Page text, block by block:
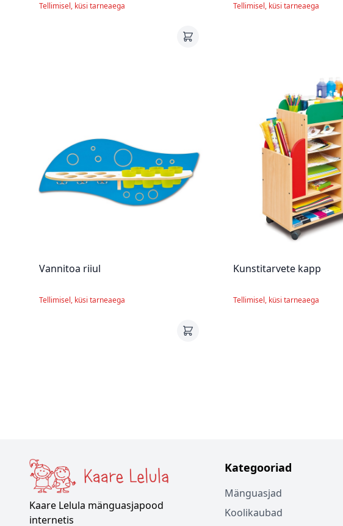
Tellimisel, küsi tarneaega Tellimisel, küsi tarneaega
Vannitoa riiul
Tellimisel, küsi tarneaega
Kunstitarvete kapp
Tellimisel, küsi tarneaega
Kaare Lelula mänguasjapood
internetis
Kategooriad
Mänguasjad
Koolikaubad